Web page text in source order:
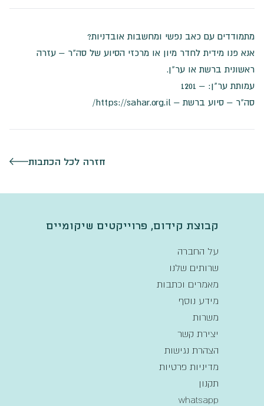
מתמודדים עם כאב נפשי ומחשבות אובדניות?
אנא פנו מידית לחדר מיון או מרכזי הסיוע של סה"ר – עזרה
ראשונית ברשת או ער"ן.
עמותת ער"ן: – 1201
סה"ר – סיוע ברשת – https://sahar.org.il/
חזרה לכל הכתבות
קבוצת קידום, פרוייקטים שיקומיים
על החברה
שרותים שלנו
מאמרים וכתבות
מידע נוסף
משרות
יצירת קשר
הצהרת נגישות
מדיניות פרטיות
תקנון
whatsapp